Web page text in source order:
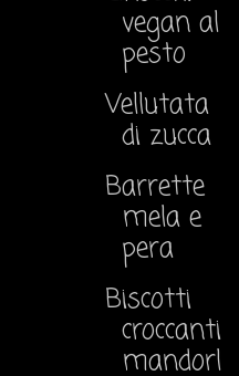
vegan al
pesto
Vellutata
di zucca
Barrette
mela e
pera
Biscotti
croccanti
mandorl